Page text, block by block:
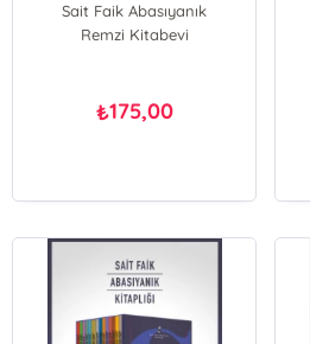
Sait Faik Abasıyanık
Remzi Kitabevi
₺175,00